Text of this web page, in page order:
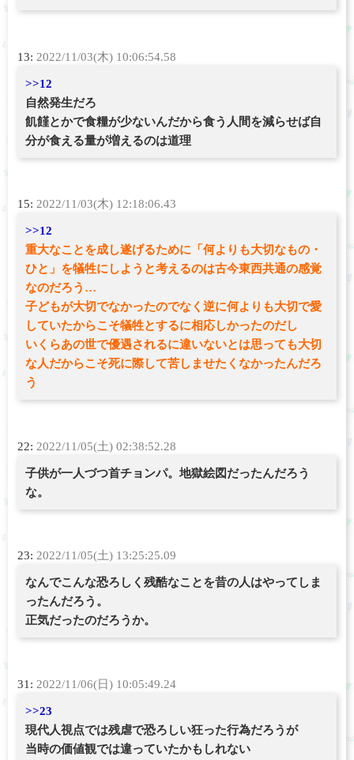
13: 2022/11/03(木) 10:06:54.58
>>12
自然発生だろ
飢饉とかで食糧が少ないんだから食う人間を減らせば自
分が食える量が増えるのは道理
15: 2022/11/03(木) 12:18:06.43
>>12
重大なことを成し遂げるために「何よりも大切なもの・
ひと」を犠牲にしようと考えるのは古今東西共通の感覚
なのだろう…
子どもが大切でなかったのでなく逆に何よりも大切で愛
していたからこそ犠牲とするに相応しかったのだし
いくらあの世で優遇されるに違いないとは思っても大切
な人だからこそ死に際して苦しませたくなかったんだろ
う
22: 2022/11/05(土) 02:38:52.28
子供が一人づつ首チョンパ。地獄絵図だったんだろう
な。
23: 2022/11/05(土) 13:25:25.09
なんでこんな恐ろしく残酷なことを昔の人はやってしま
ったんだろう。
正気だったのだろうか。
31: 2022/11/06(日) 10:05:49.24
>>23
現代人視点では残虐で恐ろしい狂った行為だろうが
当時の価値観では違っていたかもしれない